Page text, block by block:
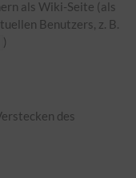
als Wiki-Seite (als
Benutzers, z. B.
)
des